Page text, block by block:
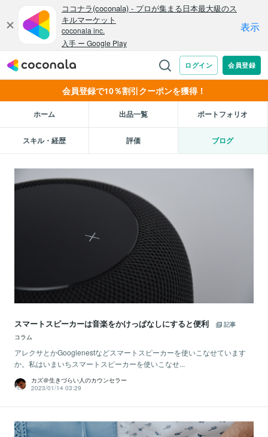
会員登録で10％割引クーポンを獲得！
ホーム 出品一覧 ポートフォリオ
スキル・経歴 評価 ブログ
スマートスピーカーは音楽をかけっぱなしにすると便利
記事
コラム
アレクサとかGooglenestなどスマートスピーカーを使いこなせています
か。私はいまいちスマートスピーカーを使いこなせ...
カズ＠生きづらい人のカウンセラー
2023/01/14 03:29